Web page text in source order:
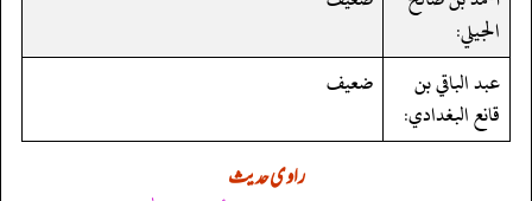
الجيلي:
عبد الباقي بن
قانع البغدادي:
ضعيف
راوی حدیث